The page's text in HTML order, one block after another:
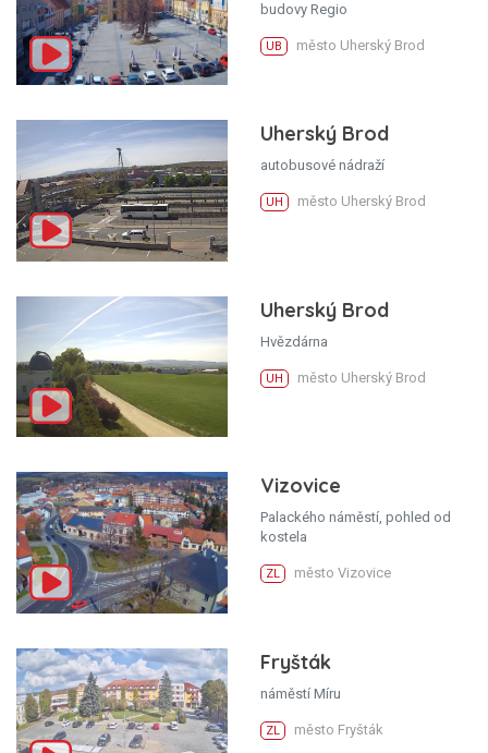
budovy Regio
UB město Uherský Brod
Uherský Brod
autobusové nádraží
UH město Uherský Brod
Uherský Brod
Hvězdárna
UH město Uherský Brod
Vizovice
Palackého náměstí, pohled od
kostela
ZL město Vizovice
Fryšták
náměstí Míru
ZL město Fryšták